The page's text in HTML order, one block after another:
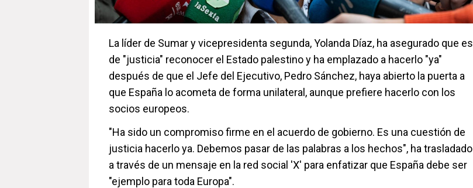
La líder de Sumar y vicepresidenta segunda, Yolanda Díaz, ha asegurado que es
de "justicia" reconocer el Estado palestino y ha emplazado a hacerlo "ya"
después de que el Jefe del Ejecutivo, Pedro Sánchez, haya abierto la puerta a
que España lo acometa de forma unilateral, aunque prefiere hacerlo con los
socios europeos.
"Ha sido un compromiso firme en el acuerdo de gobierno. Es una cuestión de
justicia hacerlo ya. Debemos pasar de las palabras a los hechos", ha trasladado
a través de un mensaje en la red social 'X' para enfatizar que España debe ser
"ejemplo para toda Europa".